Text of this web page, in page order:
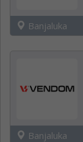
Banjaluka
Banjaluka